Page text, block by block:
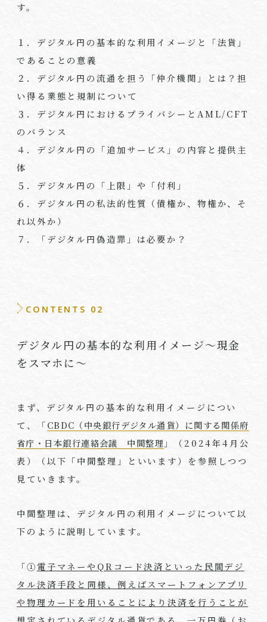
す。
１．デジタル円の基本的な利用イメージと「法貨」
であることの意義
２．デジタル円の流通を担う「仲介機関」とは？担
い得る業態と規制について
３．デジタル円におけるプライバシーと AML/CFT
のバランス
４．デジタル円の「追加サービス」の内容と提供主
体
５．デジタル円の「上限」や「付利」
６．デジタル円の私法的性質（債権か、物権か、そ
れ以外か）
７．「デジタル円偽造罪」は必要か？
CONTENTS 02
デジタル円の基本的な利用イメージ～現金
をスマホに～
まず、デジタル円の基本的な利用イメージについ
て、「CBDC（中央銀行デジタル通貨）に関する関係府
省庁・日本銀行連絡会議 中間整理 」（ 2024年4 月公
表）（以下「中間整理」といいます）を参照しつつ
見ていきます。
中間整理は、デジタル円の利用イメージについて以
下のように説明しています。
「①電子マネーや QR コード決済といった民間デジ
タル決済手段と同様、例えばスマートフォンアプリ
や物理カードを用いることにより決済を行うことが